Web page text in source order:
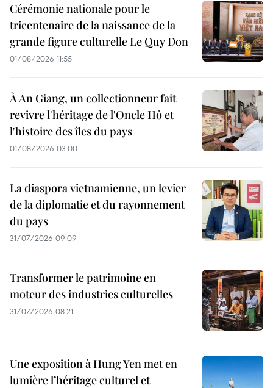
Cérémonie nationale pour le
tricentenaire de la naissance de la
grande figure culturelle Le Quy Don
01/08/2026 11:55
À An Giang, un collectionneur fait
revivre l'héritage de l'Oncle Hô et
l'histoire des îles du pays
01/08/2026 03:00
La diaspora vietnamienne, un levier
de la diplomatie et du rayonnement
du pays
31/07/2026 09:09
Transformer le patrimoine en
moteur des industries culturelles
31/07/2026 08:21
Une exposition à Hung Yen met en
lumière l’héritage culturel et